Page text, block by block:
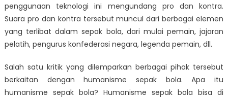
penggunaan teknologi ini mengundang pro dan kontra.
Suara pro dan kontra tersebut muncul dari berbagai elemen
yang terlibat dalam sepak bola, dari mulai pemain, jajaran
pelatih, pengurus konfederasi negara, legenda pemain, dll.
Salah satu kritik yang dilemparkan berbagai pihak tersebut
berkaitan dengan humanisme sepak bola. Apa itu
humanisme sepak bola? Humanisme sepak bola bisa di